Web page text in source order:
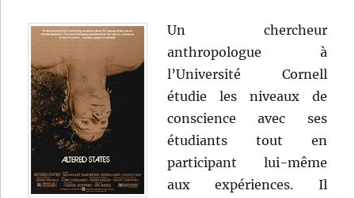
Un chercheur
anthropologue à
l’Université Cornell
étudie les niveaux de
conscience avec ses
étudiants tout en
participant lui-même
aux expériences. Il